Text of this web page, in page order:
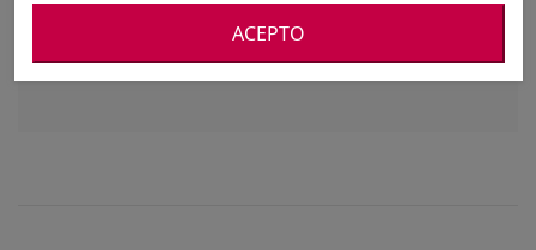
Para ver nuestros precios debes registrarte o
ACEPTO